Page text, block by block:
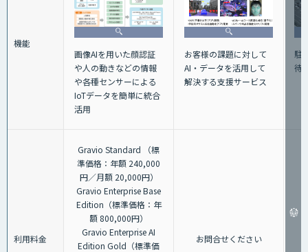
機能
画像AIを用いた顔認証
や人の動きなどの情報
や各種センサーによる
IoTデータを簡単に統合
活用
お客様の課題に対して
AI・データを活用して
解決する支援サービス
駐
待
利用料金
Gravio Standard （標
準価格：年額 240,000
円／月額 20,000円）
Gravio Enterprise Base
Edition（標準価格：年
額 800,000円）
Gravio Enterprise AI
Edition Gold（標準価
お問合せください